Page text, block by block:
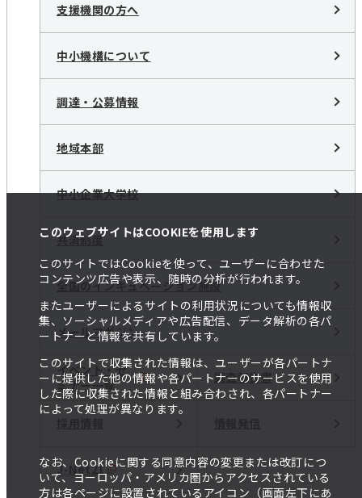
このウェブサイトはCOOKIEを使用します
このサイトではCookieを使って、ユーザーに合わせた
コンテンツ広告や表示、随時の分析が行われます。
またユーザーによるサイトの利用状況についても情報収
集、ソーシャルメディアや広告配信、データ解析の各パ
ートナーと情報を共有しています。
このサイトで収集された情報は、ユーザーが各パートナ
ーに提供した他の情報や各パートナーのサービスを使用
した際に収集された情報と組み合わされ、各パートナー
によって処理が異なります。
なお、Cookieに関する同意内容の変更または改訂につ
いて、ヨーロッパ・アメリカ圏からアクセスされている
方は各ページに設置されているアイコン（画面左下にあ
支援機関の方へ
中小機構について
調達・公募情報
地域本部
中小企業大学校
共済制度
全国のインキュベーション施設
メールマガジン
イベント・セ
ミナー一覧
調査報告書
J-Net21